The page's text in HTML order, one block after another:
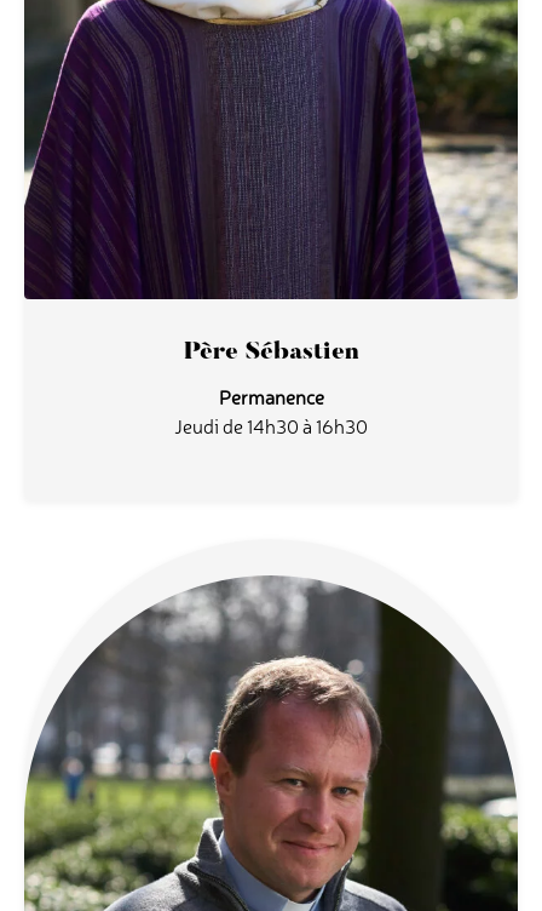
Père Sébastien
Permanence
Jeudi de 14h30 à 16h30